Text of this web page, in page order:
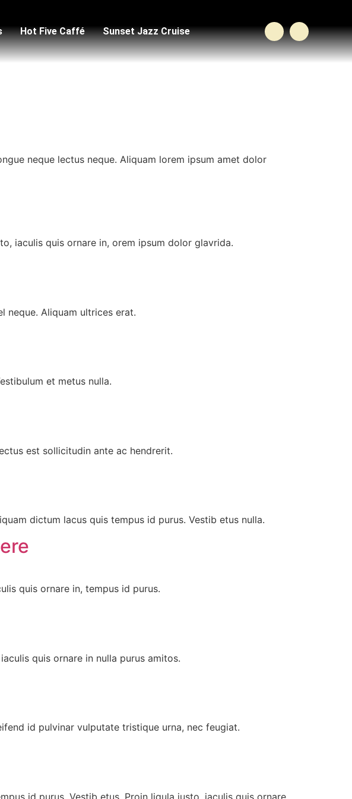
Hot Five Caffé Sunset Jazz Cruise
neque lectus neque. Aliquam lorem ipsum amet dolor
iaculis quis ornare in, orem ipsum dolor glavrida.
neque. Aliquam ultrices erat.
et metus nulla.
est sollicitudin ante ac hendrerit.
dictum lacus quis tempus id purus. Vestib etus nulla.
quis ornare in, tempus id purus.
quis ornare in nulla purus amitos.
id pulvinar vulputate tristique urna, nec feugiat.
id purus. Vestib etus. Proin ligula justo, iaculis quis ornare